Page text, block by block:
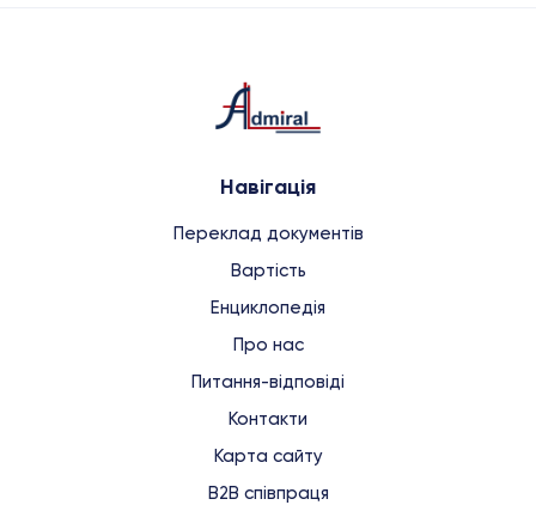
Навігація
Переклад документів
Вартість
Енциклопедія
Про нас
Питання-відповіді
Контакти
Карта сайту
B2B співпраця